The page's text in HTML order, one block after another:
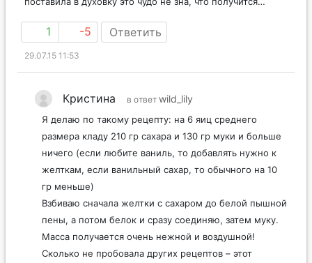
1 -5 Ответить
29.07.15 11:53
Кристина в ответ wild_lily
Я делаю по такому рецепту: на 6 яиц среднего
размера кладу 210 гр сахара и 130 гр муки и больше
ничего (если любите ваниль, то добавлять нужно к
желткам, если ванильный сахар, то обычного на 10
гр меньше)
Взбиваю сначала желтки с сахаром до белой пышной
пены, а потом белок и сразу соединяю, затем муку.
Масса получается очень нежной и воздушной!
Сколько не пробовала других рецептов – этот